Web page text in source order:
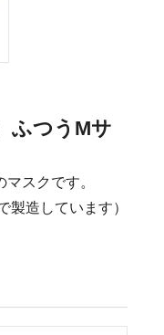
ふつうMサ
マスクです。
製造しています）